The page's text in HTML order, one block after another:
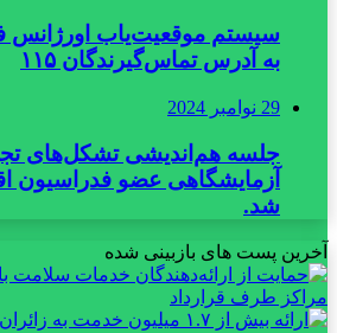
سیستم موقعیت‌یاب
به آدرس تماس‌گیرندگان ۱۱۵
29 نوامبر 2024
جلسه هم‌اندیشی تشکل‌های
آزمایشگاهی عضو فدراسیون
شد.
آخرین پست های بازبینی شده